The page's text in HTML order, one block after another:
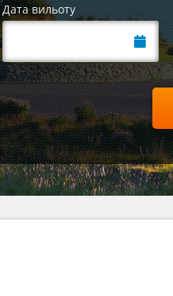
Дата вильоту